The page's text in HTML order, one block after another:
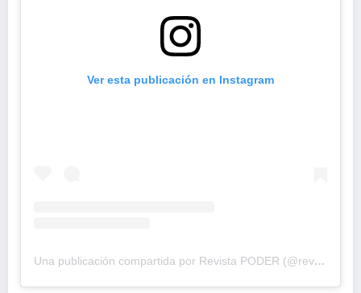
Ver esta publicación en Instagram
Una publicación compartida por Revista PODER (@revistapodercol)